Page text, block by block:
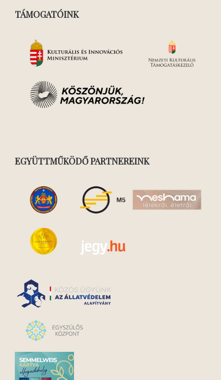
TÁMOGATÓINK
EGYÜTTMŰKÖDŐ PARTNEREINK